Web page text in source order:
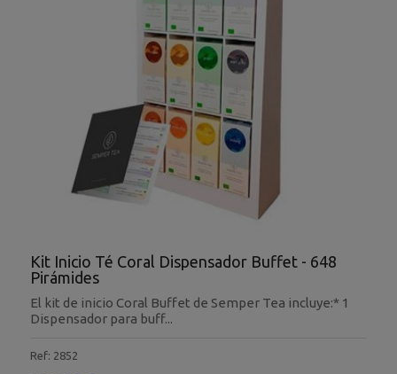
Kit Inicio Té Coral Dispensador Buffet - 648
Pirámides
El kit de inicio Coral Buffet de Semper Tea incluye:* 1
Dispensador para buff...
Ref: 2852